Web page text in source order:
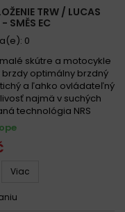
TRW / LUCAS
SMĚS EC
0
skútre a motocykle
optimálny brzdný
a ľahko ovládateľný
najmä v suchých
technológia NRS
Viac